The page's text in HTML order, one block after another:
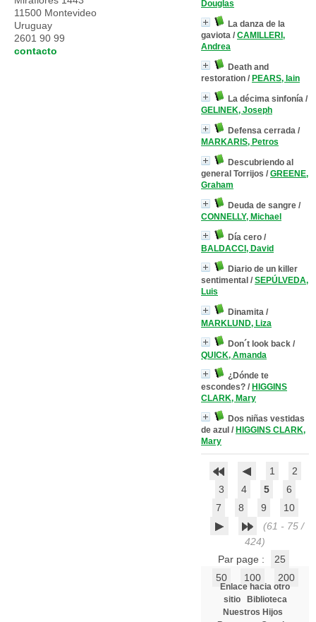
Douglas
La danza de la
gaviota / CAMILLERI,
Andrea
Death and
restoration / PEARS, Iain
La décima sinfonía /
GELINEK, Joseph
Defensa cerrada /
MARKARIS, Petros
Descubriendo al
general Torrijos / GREENE,
Graham
Deuda de sangre /
CONNELLY, Michael
Día cero /
BALDACCI, David
Diario de un killer
sentimental / SEPÚLVEDA,
Luis
Dinamita /
MARKLUND, Liza
Don´t look back /
QUICK, Amanda
¿Dónde te
escondes? / HIGGINS
CLARK, Mary
Dos niñas vestidas
de azul / HIGGINS CLARK,
Mary
1
2
3
4 5
6
7
8 9
10
(61 - 75 /
424)
Par page :
25
50
100 200
Enlace hacia otro
sitio
Biblioteca
Nuestros Hijos
11500 Montevideo
Uruguay
2601 90 99
contacto